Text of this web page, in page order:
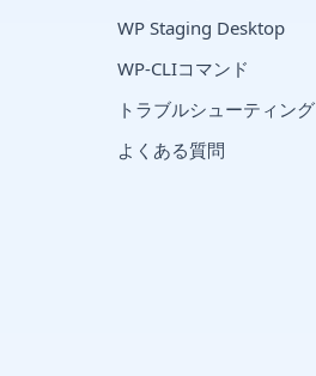
WP Staging Desktop
WP-CLIコマンド
トラブルシューティング
よくある質問